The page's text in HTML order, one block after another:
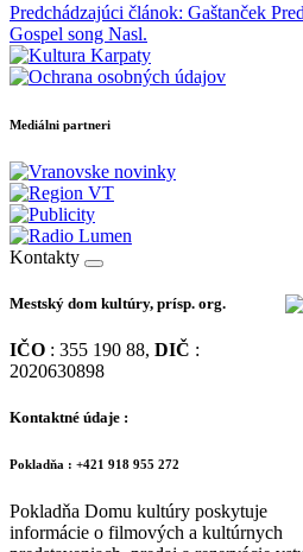
Predchádzajúci článok: Gaštanček
Gospel song Nasl.
Mediálni partneri
Kontakty
Mestský dom kultúry, prísp. org.
IČO : 355 190 88, DIČ :
2020630898
Kontaktné údaje :
Pokladňa : +421 918 955 272
Pokladňa Domu kultúry poskytuje
informácie o filmových a kultúrnych